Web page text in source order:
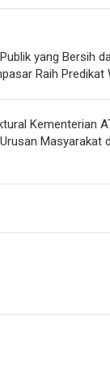
yang Bersih
Raih Predikat
Kementerian
Masyarakat